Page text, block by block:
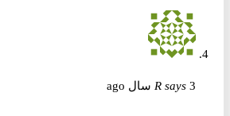
R says